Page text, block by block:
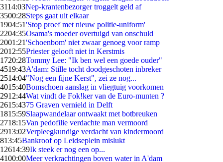
3114:03Nep-krantenbezorger troggelt geld af
3500:28Steps gaat uit elkaar
1904:51'Stop proef met nieuw politie-uniform'
2204:35Osama's moeder overtuigd van onschuld
2001:21'Schoenbom' niet zwaar genoeg voor ramp
2012:55Priester gelooft niet in Kerstmis
1720:28Tommy Lee: "Ik ben wel een goede ouder"
4519:43A'dam: Stille tocht doodgeschoten inbreker
2514:04"Nog een fijne Kerst", zei ze nog...
4015:40Bomschoen aanslag in vliegtuig voorkomen
2912:44Wat vindt de Fok!ker van de Euro-munten ?
2615:4375 Graven vernield in Delft
1815:59Slaapwandelaar ontwaakt met botbreuken
2718:15Van pedofilie verdachte man vermoord
2913:02Verpleegkundige verdacht van kindermoord
813:45Bankroof op Leidseplein mislukt
12614:39Ik steek er nog een op...
4100:00Meer verkrachtingen boven water in A'dam